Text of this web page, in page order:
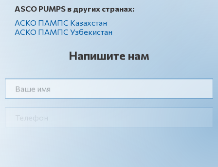
ASCO PUMPS в других странах:
АСКО ПАМПС Казахстан
АСКО ПАМПС Узбекистан
Напишите нам